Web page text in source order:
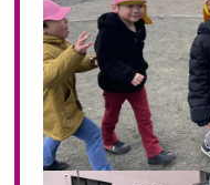
2020年 01月(19)
2019
2019年 12月(20)
2019年 11月(20)
2019年 10月(21)
2019年 09月(17)